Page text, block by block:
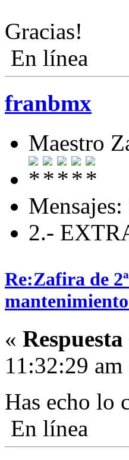
Gracias!
En línea
franbmx
Maestro
2.-
Re:Zafira de
«
11:32:29 am
Has echo lo
En línea